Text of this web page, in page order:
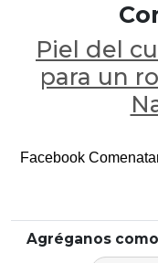
Piel del
para un
Facebook
Agréganos